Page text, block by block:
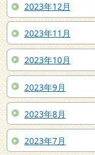
2023年12月
2023年11月
2023年10月
2023年9月
2023年8月
2023年7月